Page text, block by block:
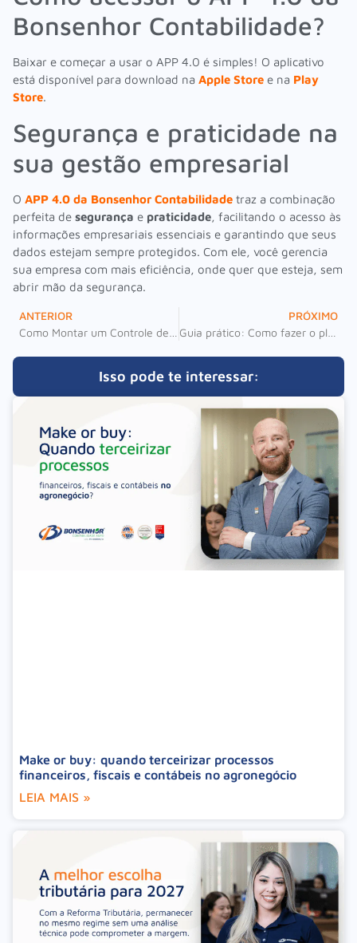
Bonsenhor Contabilidade?
Baixar e começar a usar o APP 4.0 é simples! O aplicativo
está disponível para download na Apple Store e na Play
Store.
Segurança e praticidade na
sua gestão empresarial
O APP 4.0 da Bonsenhor Contabilidade traz a combinação
perfeita de segurança e praticidade, facilitando o acesso às
informações empresariais essenciais e garantindo que seus
dados estejam sempre protegidos. Com ele, você gerencia
sua empresa com mais eficiência, onde quer que esteja, sem
abrir mão da segurança.
ANTERIOR
Como Montar um Controle de Contas a Pagar 100% Efetivo
PRÓXIMO
Guia prático: Como fazer o planejamento estratégico 2026.
Isso pode te interessar:
Make or buy: quando terceirizar processos
financeiros, fiscais e contábeis no agronegócio
LEIA MAIS »